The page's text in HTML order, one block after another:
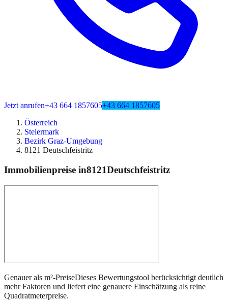
Jetzt anrufen+43 664 1857605+43 664 1857605
Österreich
Steiermark
Bezirk Graz-Umgebung
8121 Deutschfeistritz
Immobilienpreise in8121Deutschfeistritz
Genauer als m²-PreiseDieses Bewertungstool berücksichtigt deutlich
mehr Faktoren und liefert eine genauere Einschätzung als reine
Quadratmeterpreise.